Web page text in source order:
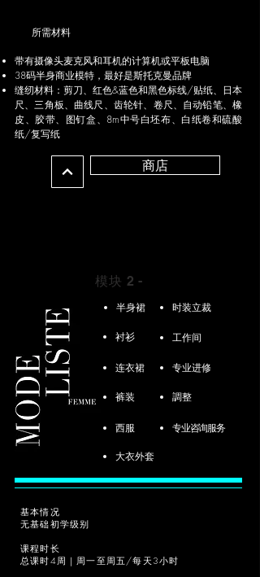
所需材料
带有摄像头麦克风和耳机的计算机或平板电脑
38码半身商业模特，最好是斯托克曼品牌
缝纫材料：剪刀、红色&蓝色和黑色标线/贴纸、日本
尺、三角板、曲线尺、齿轮针、卷尺、自动铅笔、橡
皮、胶带、图钉盒、8m中号白坯布、白纸卷和硫酸
纸/复写纸
商店
模块 2 -
半身裙 时装立裁
衬衫 工作间
连衣裙 专业进修
裤装 調整
西服 专业咨询服务
大衣外套
基本情况
无基础初学级别
课程时长
总课时4周｜周一至周五/每天3小时